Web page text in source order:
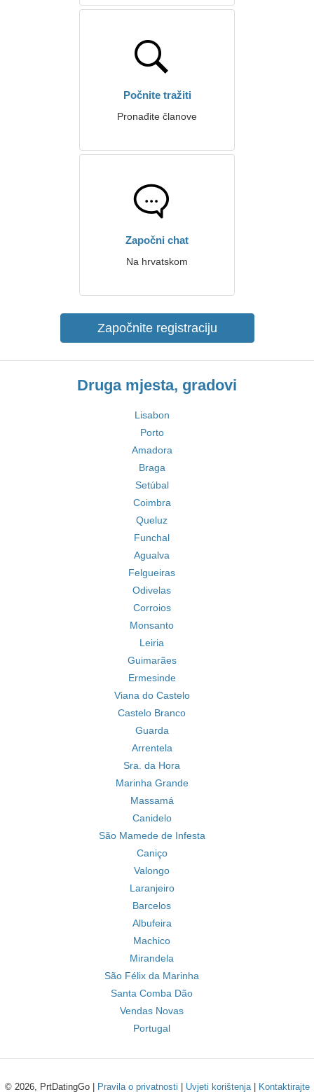
Počnite tražiti
Pronađite članove
Započni chat
Na hrvatskom
Započnite registraciju
Druga mjesta, gradovi
Lisabon
Porto
Amadora
Braga
Setúbal
Coimbra
Queluz
Funchal
Agualva
Felgueiras
Odivelas
Corroios
Monsanto
Leiria
Guimarães
Ermesinde
Viana do Castelo
Castelo Branco
Guarda
Arrentela
Sra. da Hora
Marinha Grande
Massamá
Canidelo
São Mamede de Infesta
Caniço
Valongo
Laranjeiro
Barcelos
Albufeira
Machico
Mirandela
São Félix da Marinha
Santa Comba Dão
Vendas Novas
Portugal
© 2026, PrtDatingGo | Pravila o privatnosti Uvjeti korištenja| Kontaktirajte